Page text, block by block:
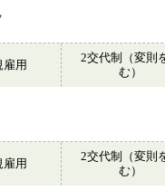
雇用
2交代制（変則
む）
雇用
2交代制（変則
む）